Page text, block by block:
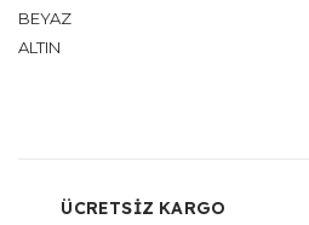
BEYAZ
ALTIN
ÜCRETSİZ KARGO